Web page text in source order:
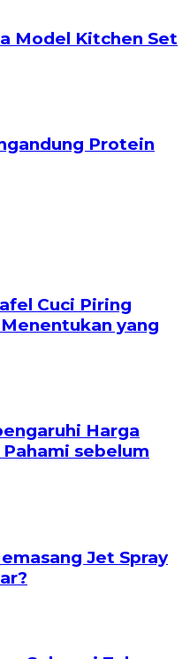
Model Kitchen Set
Protein
Cuci Piring
yang
Harga
sebelum
Jet Spray